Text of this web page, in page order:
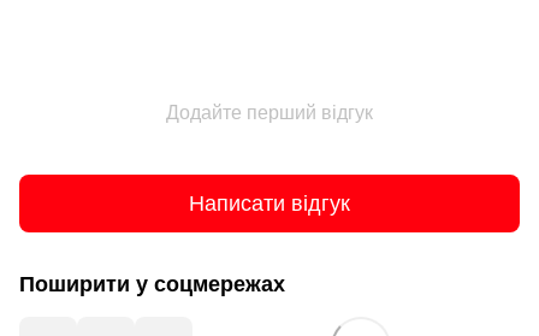
Додайте перший відгук
Написати відгук
Поширити у соцмережах